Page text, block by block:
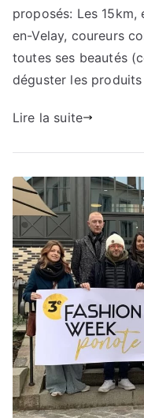
proposés: Les
en-Velay, coureurs
toutes ses beautés
déguster les
Lire la suite